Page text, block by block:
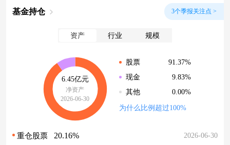
基金持仓 3个季报关注点 >
资产 行业 规模
6.45亿元
净资产
2026-06-30
股票
91.37%
现金
9.83%
其他
0.00%
为什么比例超过100%
重仓股票 20.16%
2026-06-30